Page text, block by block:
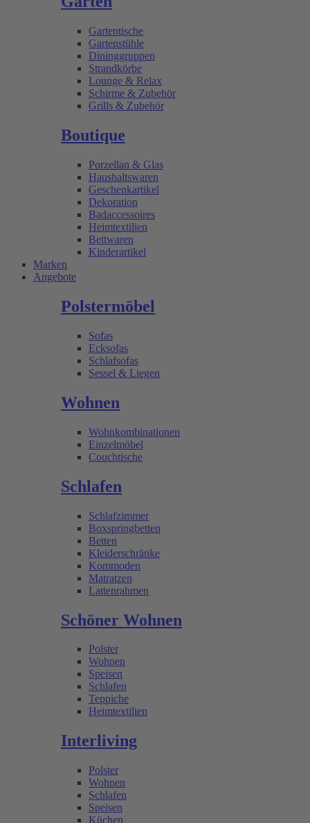
Gartentische
Gartenstühle
Dininggruppen
Strandkörbe
Lounge & Relax
Schirme & Zubehör
Grills & Zubehör
Boutique
Porzellan & Glas
Haushaltswaren
Geschenkartikel
Dekoration
Badaccessoires
Heimtextilien
Bettwaren
Kinderartikel
Marken
Angebote
Polstermöbel
Sofas
Ecksofas
Schlafsofas
Sessel & Liegen
Wohnen
Wohnkombinationen
Einzelmöbel
Couchtische
Schlafen
Schlafzimmer
Boxspringbetten
Betten
Kleiderschränke
Kommoden
Matratzen
Lattenrahmen
Schöner Wohnen
Polster
Wohnen
Speisen
Schlafen
Teppiche
Heimtextilien
Interliving
Polster
Wohnen
Schlafen
Speisen
Küchen